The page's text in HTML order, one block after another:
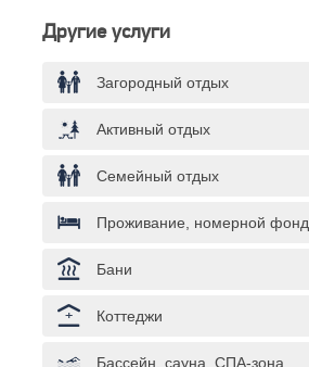
Другие услуги
Загородный отдых
Активный отдых
Семейный отдых
Проживание, номерной фонд
Бани
Коттеджи
Бассейн, сауна, СПА-зона